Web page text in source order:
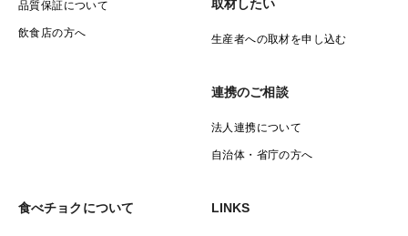
品質保証について
飲食店の方へ
取材したい
生産者への取材を申し込む
連携のご相談
法人連携について
自治体・省庁の方へ
食べチョクについて LINKS